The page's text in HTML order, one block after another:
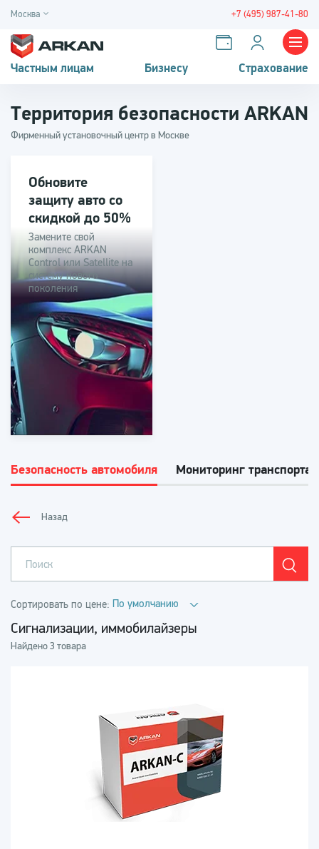
Москва +7 (495) 987-41-80
Частным лицам Бизнесу Страхование
Территория безопасности ARKAN
Фирменный установочный центр в Москве
Обновите
защиту авто со
скидкой до 50%
Замените свой
комплекс ARKAN
Control или Satellite на
систему нового
поколения
Безопасность автомобиля Мониторинг транспорта
Назад
Сортировать по цене: По умолчанию
Сигнализации, иммобилайзеры
Найдено 3 товара